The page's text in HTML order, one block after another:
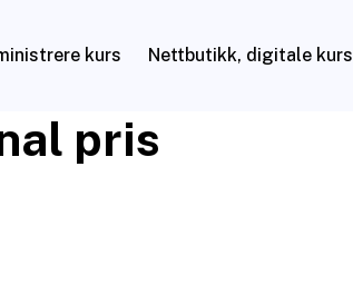
kurs Nettbutikk, digitale kurs
pris